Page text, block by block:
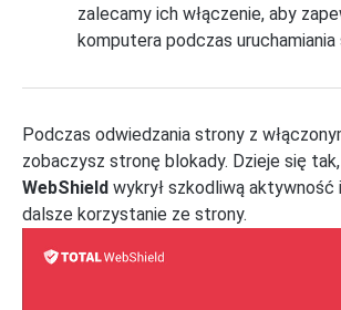
zalecamy ich włączenie, aby
komputera podczas
Podczas odwiedzania strony z
zobaczysz stronę blokady. Dzieje się
WebShield wykrył szkodliwą aktywność
dalsze korzystanie ze strony.